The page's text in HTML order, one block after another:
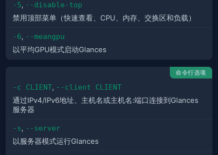
-5, --disable-top
禁用顶部菜单（快速查看、CPU、内存、交换区和负载）
-6, --meangpu
以平均GPU模式启动Glances
命令行选项
-c CLIENT, --client CLIENT
通过IPv4/IPv6地址、主机名或主机名:端口连接到Glances
服务器
-s, --server
以服务器模式运行Glances